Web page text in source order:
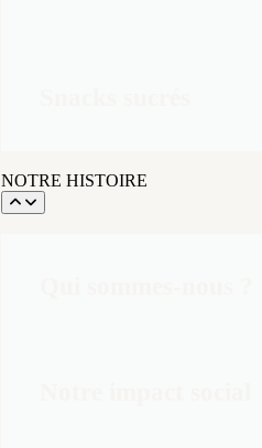
NOTRE HISTOIRE